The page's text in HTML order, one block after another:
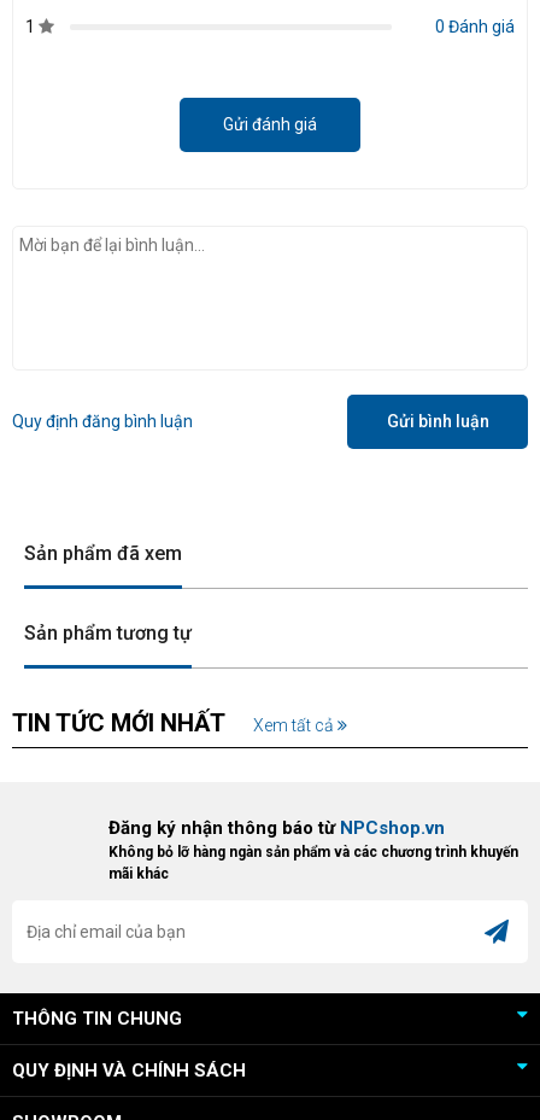
1
0 Đánh giá
Gửi đánh giá
Quy định đăng bình luận Gửi bình luận
Sản phẩm đã xem
Sản phẩm tương tự
TIN TỨC MỚI NHẤT Xem tất cả
Đăng ký nhận thông báo từ NPCshop.vn
Không bỏ lỡ hàng ngàn sản phẩm và các chương trình khuyến
mãi khác
THÔNG TIN CHUNG
QUY ĐỊNH VÀ CHÍNH SÁCH